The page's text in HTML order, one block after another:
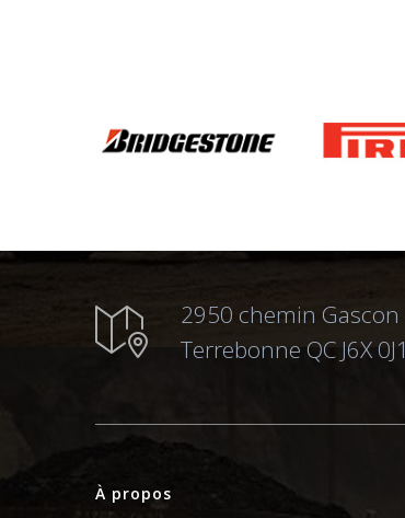
2950 chemin Gascon
Terrebonne QC J6X 0J1
À propos